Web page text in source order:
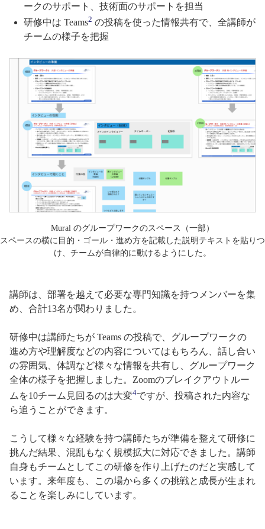
ークのサポート、技術面のサポートを担当
研修中は Teams2 の投稿を使った情報共有で、全講師が
チームの様子を把握
Mural のグループワークのスペース（一部）
スペースの横に目的・ゴール・進め方を記載した説明テキストを貼りつ
け、チームが自律的に動けるようにした。
講師は、部署を越えて必要な専門知識を持つメンバーを集
め、合計13名が関わりました。
研修中は講師たちが Teams の投稿で、グループワークの
進め方や理解度などの内容についてはもちろん、話し合い
の雰囲気、体調など様々な情報を共有し、グループワーク
全体の様子を把握しました。Zoomのブレイクアウトルー
ムを10チーム見回るのは大変4ですが、投稿された内容な
ら追うことができます。
こうして様々な経験を持つ講師たちが準備を整えて研修に
挑んだ結果、混乱もなく規模拡大に対応できました。講師
自身もチームとしてこの研修を作り上げたのだと実感して
います。来年度も、この場から多くの挑戦と成長が生まれ
ることを楽しみにしています。